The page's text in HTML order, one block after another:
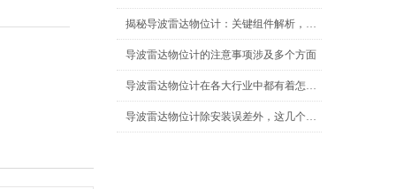
揭秘导波雷达物位计：关键组件解析，精准测量背后的科技力量！
导波雷达物位计的注意事项涉及多个方面
导波雷达物位计在各大行业中都有着怎样的作用呢？
导波雷达物位计除安装误差外，这几个误差也不能忽视